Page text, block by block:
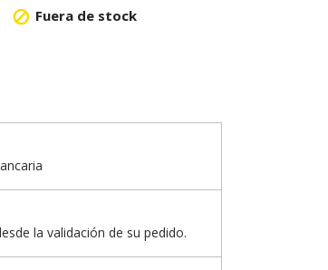
 Fuera de stock
la validación de su pedido.